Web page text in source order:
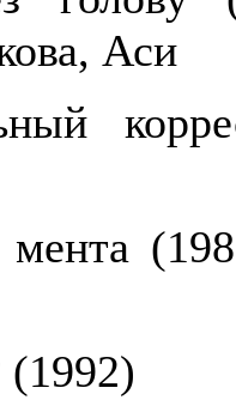
Аси
(1992)